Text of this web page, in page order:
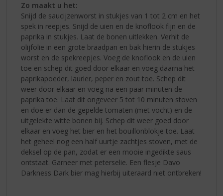
Zo maakt u het:
Snijd de saucijzenworst in stukjes van 1 tot 2 cm en het
spek in reepjes. Snijd de uien en de knoflook fijn en de
paprika in stukjes. Laat de bonen uitlekken. Verhit de
olijfolie in een grote braadpan en bak hierin de stukjes
worst en de spekreepjes. Voeg de knoflook en de uien
toe en schep dit goed door elkaar en voeg daarna het
paprikapoeder, laurier, peper en zout toe. Schep dit
weer door elkaar en voeg na een paar minuten de
paprika toe. Laat dit ongeveer 5 tot 10 minuten stoven
en doe er dan de gepelde tomaten (met vocht) en de
uitgelekte witte bonen bij. Schep dit weer goed door
elkaar en voeg het bier en het bouillonblokje toe. Laat
het geheel nog een half uurtje zachtjes stoven, met de
deksel op de pan, zodat er een mooie ingedikte saus
ontstaat. Garneer met peterselie. Een flesje Davo
Darkness Dark bier mag hierbij uiteraard niet ontbreken!